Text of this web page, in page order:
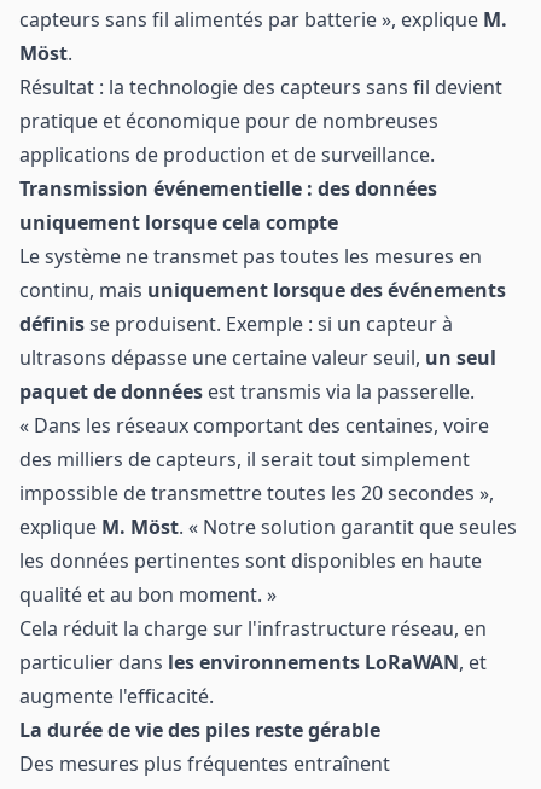
capteurs sans fil alimentés par batterie », explique M.
Möst.
Résultat : la technologie des capteurs sans fil devient
pratique et économique pour de nombreuses
applications de production et de surveillance.
Transmission événementielle : des données
uniquement lorsque cela compte
Le système ne transmet pas toutes les mesures en
continu, mais uniquement lorsque des événements
définisse produisent. Exemple : si un capteur à
ultrasons dépasse une certaine valeur seuil, un seul
paquet de données est transmis via la passerelle.
« Dans les réseaux comportant des centaines, voire
des milliers de capteurs, il serait tout simplement
impossible de transmettre toutes les 20 secondes »,
explique M. Möst. « Notre solution garantit que seules
les données pertinentes sont disponibles en haute
qualité et au bon moment. »
Cela réduit la charge sur l'infrastructure réseau, en
particulier dans les environnements LoRaWAN, et
augmente l'efficacité.
La durée de vie des piles reste gérable
Des mesures plus fréquentes entraînent